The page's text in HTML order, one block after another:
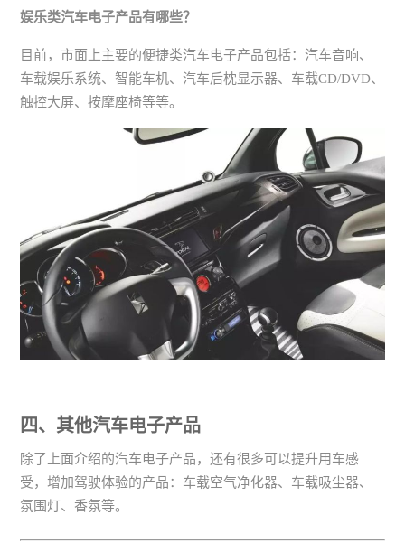
娱乐类汽车电子产品有哪些？
目前，市面上主要的便捷类汽车电子产品包括：汽车音响、
车载娱乐系统、智能车机、汽车后枕显示器、车载CD/DVD、
触控大屏、按摩座椅等等。
四、其他汽车电子产品
除了上面介绍的汽车电子产品，还有很多可以提升用车感
受，增加驾驶体验的产品：车载空气净化器、车载吸尘器、
氛围灯、香氛等。